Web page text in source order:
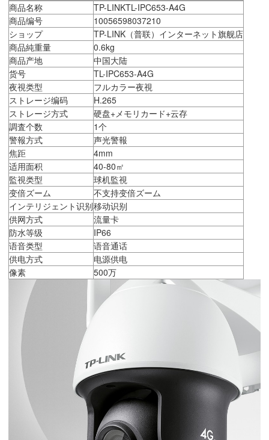
商品名称
TP-LINKTL-IPC653-A4G
商品编号
10056598037210
ショップ
TP-LINK（普联）インターネット旗舰店
商品純重量
0.6kg
商品产地
中国大陆
货号
TL-IPC653-A4G
夜視类型
フルカラー夜視
ストレージ编码
H.265
ストレージ方式
硬盘+メモリカード+云存
調査个数
1个
警報方式
声光警報
焦距
4mm
适用面积
40-80㎡
監視类型
球机監視
变倍ズーム
不支持变倍ズーム
インテリジェント识别移动识别
供网方式
流量卡
防水等级
IP66
语音类型
语音通话
供电方式
电源供电
像素
500万